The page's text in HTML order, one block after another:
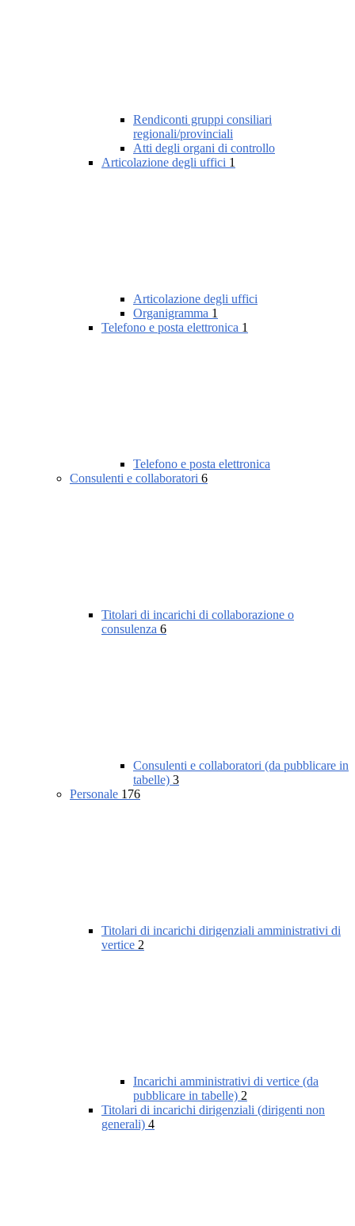
Rendiconti gruppi consiliari
regionali/provinciali
Atti degli organi di controllo
Articolazione degli uffici 1
Articolazione degli uffici
Organigramma 1
Telefono e posta elettronica 1
Telefono e posta elettronica
Consulenti e collaboratori 6
Titolari di incarichi di collaborazione o
consulenza 6
Consulenti e collaboratori (da pubblicare in
tabelle) 3
Personale 176
Titolari di incarichi dirigenziali amministrativi di
vertice 2
Incarichi amministrativi di vertice (da
pubblicare in tabelle) 2
Titolari di incarichi dirigenziali (dirigenti non
generali) 4